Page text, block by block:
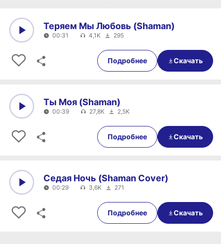
00:31
Теряем Мы Любовь (Shaman)
00:31 4,1K 295
Подробнее Скачать
00:39
Ты Моя (Shaman)
00:39 27,8K 2,5K
Подробнее Скачать
00:29
Седая Ночь (Shaman Cover)
00:29 3,6K 271
Подробнее Скачать